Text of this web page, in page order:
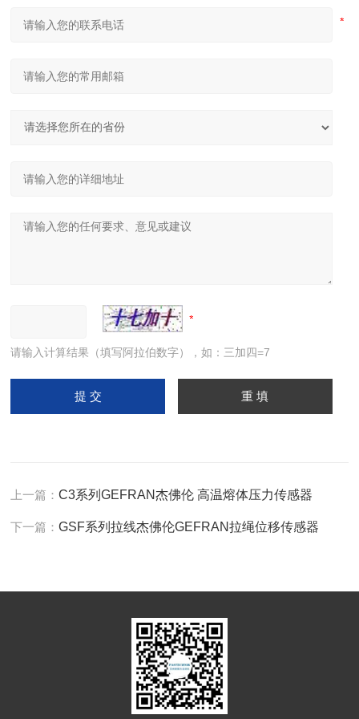
请输入计算结果（填写阿拉伯数字），如：三加四=7
上一篇：C3系列GEFRAN杰佛伦 高温熔体压力传感器
下一篇：GSF系列拉线杰佛伦GEFRAN拉绳位移传感器